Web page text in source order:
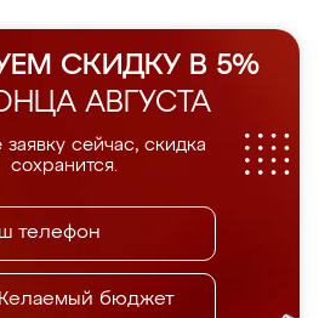
СКИДКУ В 5%
АВГУСТА
заявку сейчас, скидка
сохранится.
бюджет